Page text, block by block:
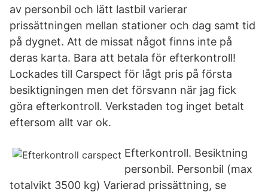
av personbil och lätt lastbil varierar
prissättningen mellan stationer och dag samt tid
på dygnet. Att de missat något finns inte på
deras karta. Bara att betala för efterkontroll!
Lockades till Carspect för lågt pris på första
besiktigningen men det försvann när jag fick
göra efterkontroll. Verkstaden tog inget betalt
eftersom allt var ok.
Efterkontroll. Besiktning
personbil. Personbil (max
totalvikt 3500 kg) Varierad prissättning, se